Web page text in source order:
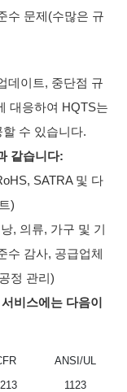
수 문제(수많은 규
데이트, 중단점 규
대응하여 HQTS는
수 있습니다.
같습니다:
SATRA 및 다
)
, 의류, 가구 및 기
수 감사, 공급업체
정 관리)
비스에는 다음이
ANSI/UL
1123